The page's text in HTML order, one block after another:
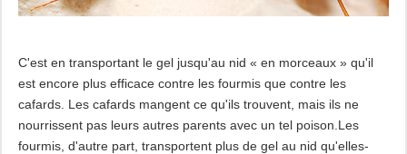
C'est en transportant le gel jusqu'au nid « en morceaux » qu'il
est encore plus efficace contre les fourmis que contre les
cafards. Les cafards mangent ce qu'ils trouvent, mais ils ne
nourrissent pas leurs autres parents avec un tel poison.Les
fourmis, d'autre part, transportent plus de gel au nid qu'elles-